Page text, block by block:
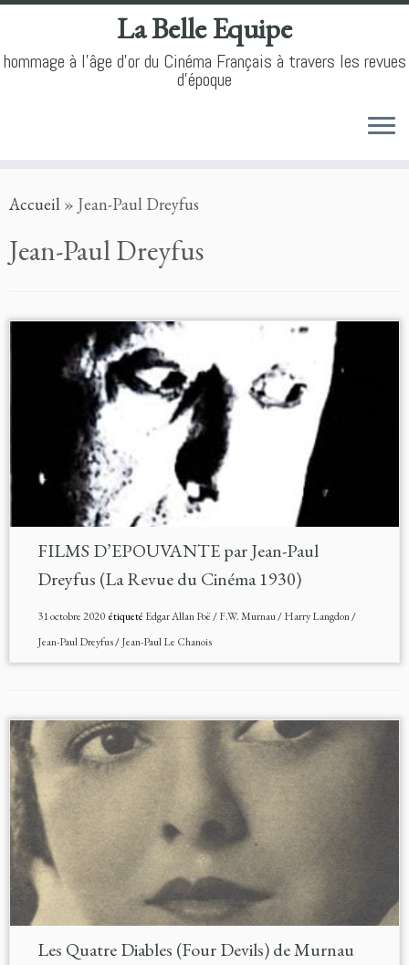
to
La Belle Equipe
hommage à l'âge d'or du Cinéma Français à travers les revues
d'époque
Accueil » Jean-Paul Dreyfus
Jean-Paul Dreyfus
FILMS D’EPOUVANTE par Jean-Paul
Dreyfus (La Revue du Cinéma 1930)
31 octobre 2020étiqueté Edgar Allan Poë/F.W. Murnau/Harry Langdon/
Jean-Paul Dreyfus/Jean-Paul Le Chanois
Les Quatre Diables (Four Devils) de Murnau